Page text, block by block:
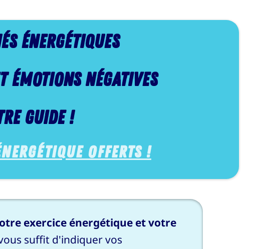
énergétiques
éMOTIONS NéGATIVES
GUIDE !
OFFERTS !
exercice énergétique et votre
suffit d'indiquer vos